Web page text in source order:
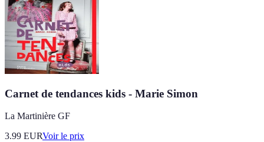
Carnet de tendances kids - Marie Simon
La Martinière GF
3.99 EURVoir le prix